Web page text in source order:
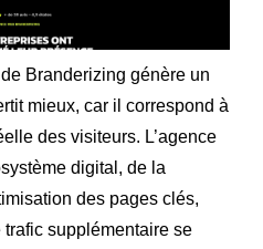
Branderizing génère un
mieux, car il correspond à
des visiteurs. L’agence
digital, de la
des pages clés,
supplémentaire se